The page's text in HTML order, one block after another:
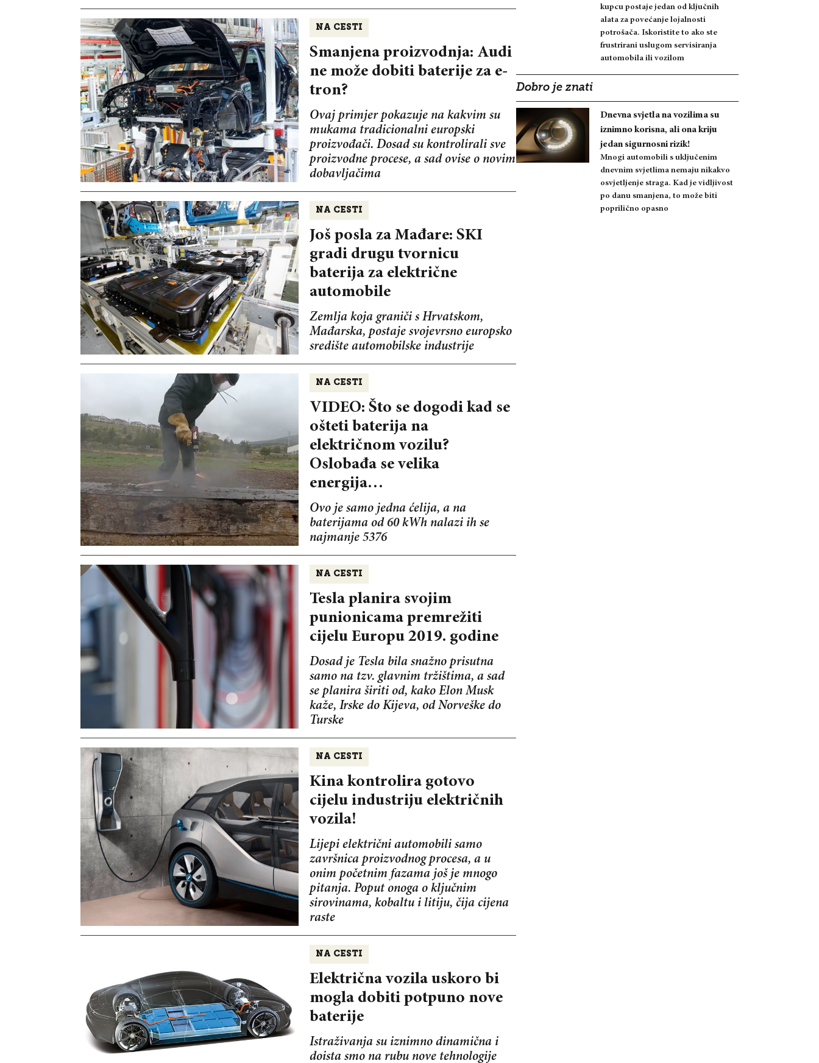
NA CESTI
Smanjena proizvodnja: Audi
ne može dobiti baterije za e-
tron?
Ovaj primjer pokazuje na kakvim su
mukama tradicionalni europski
proizvođači. Dosad su kontrolirali sve
proizvodne procese, a sad ovise o novim
dobavljačima
NA CESTI
Još posla za Mađare: SKI
gradi drugu tvornicu
baterija za električne
automobile
Zemlja koja graniči s Hrvatskom,
Mađarska, postaje svojevrsno europsko
središte automobilske industrije
NA CESTI
VIDEO: Što se dogodi kad se
ošteti baterija na
električnom vozilu?
Oslobađa se velika
energija…
Ovo je samo jedna ćelija, a na
baterijama od 60 kWh nalazi ih se
najmanje 5376
NA CESTI
Tesla planira svojim
punionicama premrežiti
cijelu Europu 2019. godine
Dosad je Tesla bila snažno prisutna
samo na tzv. glavnim tržištima, a sad
se planira širiti od, kako Elon Musk
kaže, Irske do Kijeva, od Norveške do
Turske
NA CESTI
Kina kontrolira gotovo
cijelu industriju električnih
vozila!
Lijepi električni automobili samo
završnica proizvodnog procesa, a u
onim početnim fazama još je mnogo
pitanja. Poput onoga o ključnim
sirovinama, kobaltu i litiju, čija cijena
raste
NA CESTI
Električna vozila uskoro bi
mogla dobiti potpuno nove
baterije
Istraživanja su iznimno dinamična i
doista smo na rubu nove tehnologije
kupcu postaje jedan od ključnih
alata za povećanje lojalnosti
potrošača. Iskoristite to ako ste
frustrirani uslugom servisiranja
automobila ili vozilom
Dobro je znati
Dnevna svjetla na vozilima su
iznimno korisna, ali ona kriju
jedan sigurnosni rizik!
Mnogi automobili s uključenim
dnevnim svjetlima nemaju nikakvo
osvjetljenje straga. Kad je vidljivost
po danu smanjena, to može biti
poprilično opasno